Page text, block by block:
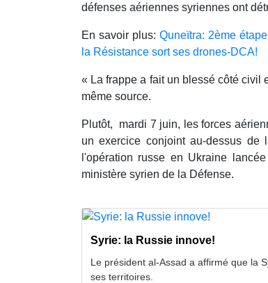
défenses aériennes syriennes ont
En savoir plus:Quneïtra: 2ème
la Résistance sort ses drones-DCA!
« La frappe a fait un blessé côté civil
même source.
Plutôt, mardi 7 juin, les forces
un exercice conjoint au-dessus
l'opération russe en Ukraine
ministère syrien de la Défense.
Syrie: la Russie innove!
Le président al-Assad a affirmé que la
ses territoires.